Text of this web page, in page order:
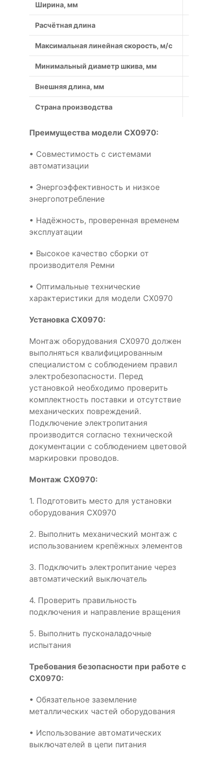
Ширина, мм
Расчётная длина
Максимальная линейная скорость, м/с
Минимальный диаметр шкива, мм
Внешняя длина, мм
Страна производства
Преимущества модели CX0970:
• Совместимость с системами
автоматизации
• Энергоэффективность и низкое
энергопотребление
• Надёжность, проверенная временем
эксплуатации
• Высокое качество сборки от
производителя Ремни
• Оптимальные технические
характеристики для модели CX0970
Установка CX0970:
Монтаж оборудования CX0970 должен
выполняться квалифицированным
специалистом с соблюдением правил
электробезопасности. Перед
установкой необходимо проверить
комплектность поставки и отсутствие
механических повреждений.
Подключение электропитания
производится согласно технической
документации с соблюдением цветовой
маркировки проводов.
Монтаж CX0970:
1. Подготовить место для установки
оборудования CX0970
2. Выполнить механический монтаж с
использованием крепёжных элементов
3. Подключить электропитание через
автоматический выключатель
4. Проверить правильность
подключения и направление вращения
5. Выполнить пусконаладочные
испытания
Требования безопасности при работе с
CX0970:
• Обязательное заземление
металлических частей оборудования
• Использование автоматических
выключателей в цепи питания